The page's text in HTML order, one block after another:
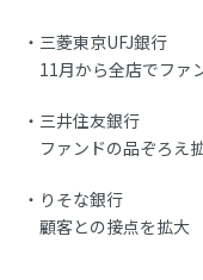
三菱東京UFJ銀行
11月から全店でファ
三井住友銀行
ファンドの品ぞろえ
りそな銀行
顧客との接点を拡大